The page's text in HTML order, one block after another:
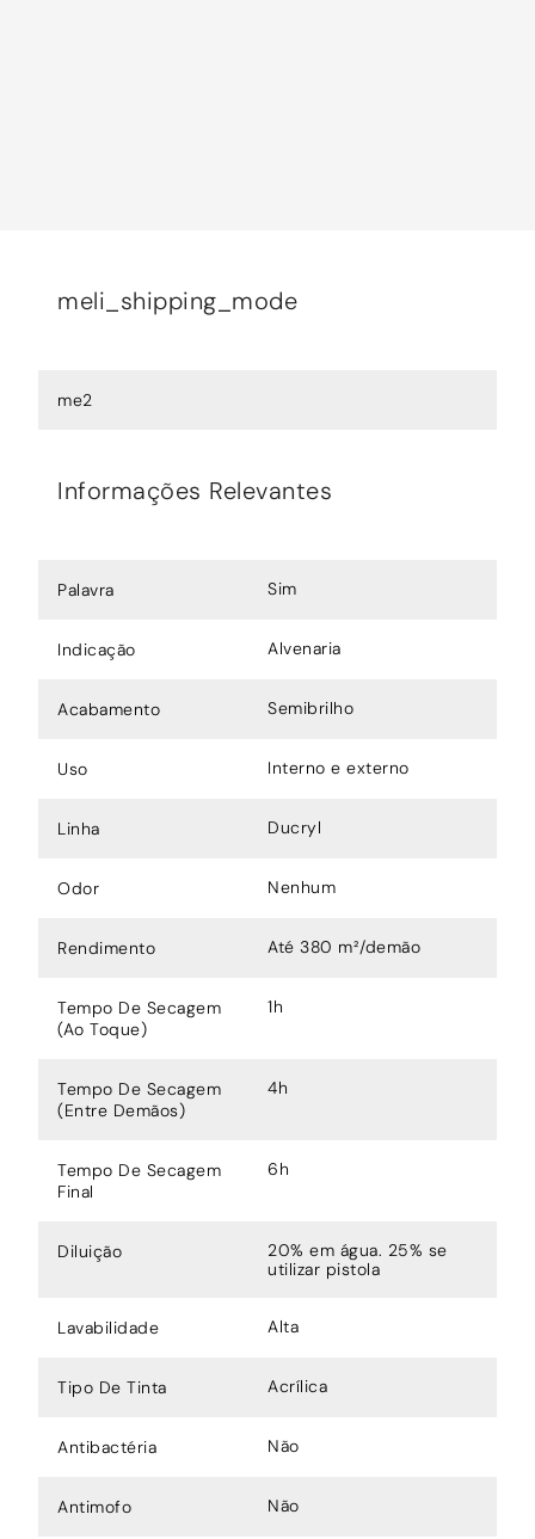
meli_shipping_mode
me2
Informações Relevantes
Palavra Sim
Indicação Alvenaria
Acabamento Semibrilho
Uso Interno e externo
Linha Ducryl
Odor Nenhum
Rendimento Até 380 m²/demão
Tempo De Secagem
(Ao Toque)
1h
Tempo De Secagem
(Entre Demãos)
4h
Tempo De Secagem
Final
6h
Diluição
20% em água. 25% se
utilizar pistola
Lavabilidade Alta
Tipo De Tinta Acrílica
Antibactéria Não
Antimofo Não